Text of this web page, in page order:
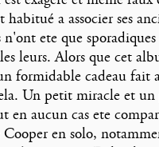
a associer ses
ete que
leurs. Alors que cet
formidable cadeau fait
Un petit miracle et
en aucun cas ete
en solo,